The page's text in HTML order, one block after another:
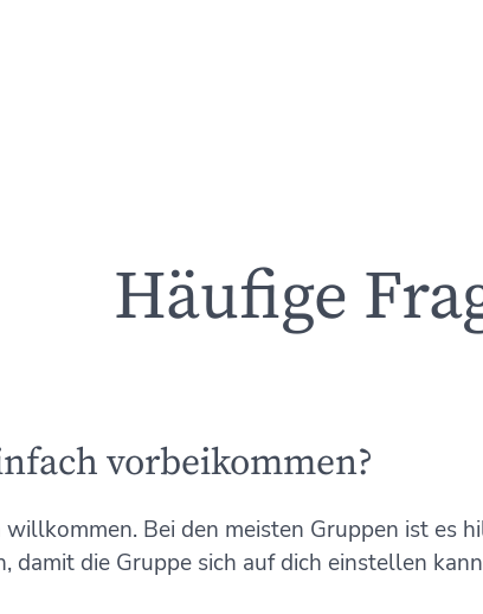
Häufige
vorbeikommen?
willkommen. Bei den meisten Gruppen ist es
damit die Gruppe sich auf dich einstellen